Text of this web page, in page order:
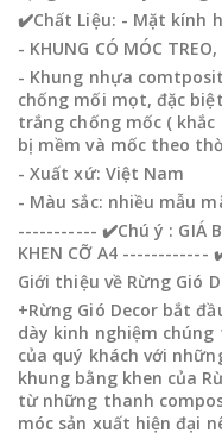
✔️Chất Liệu: - Mặt kính
- KHUNG CÓ MÓC
- Khung nhựa
chống mối mọt, đặc
trắng chống mốc ( khắc
bị mềm và mốc theo
- Xuất xứ: Việt Nam
- Màu sắc: nhiều mẫu
----------- ✔️Chú ý : GIÁ
KHEN CỠ A4 ------------
Giới thiệu về Rừng Gió
+Rừng Gió Decor bắt
dày kinh nghiệm
của quý khách với
khung bằng khen của
từ những thanh
móc sản xuất hiện đại